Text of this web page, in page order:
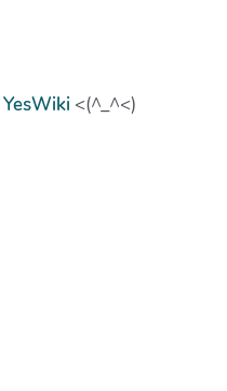
YesWiki <(^_^<)